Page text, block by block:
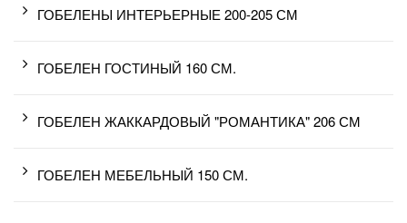
ГОБЕЛЕНЫ ИНТЕРЬЕРНЫЕ 200-205 СМ
ГОБЕЛЕН ГОСТИНЫЙ 160 СМ.
ГОБЕЛЕН ЖАККАРДОВЫЙ "РОМАНТИКА" 206 СМ
ГОБЕЛЕН МЕБЕЛЬНЫЙ 150 СМ.